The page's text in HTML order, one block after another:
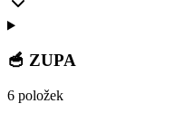
🥣 ZUPA
6 položek